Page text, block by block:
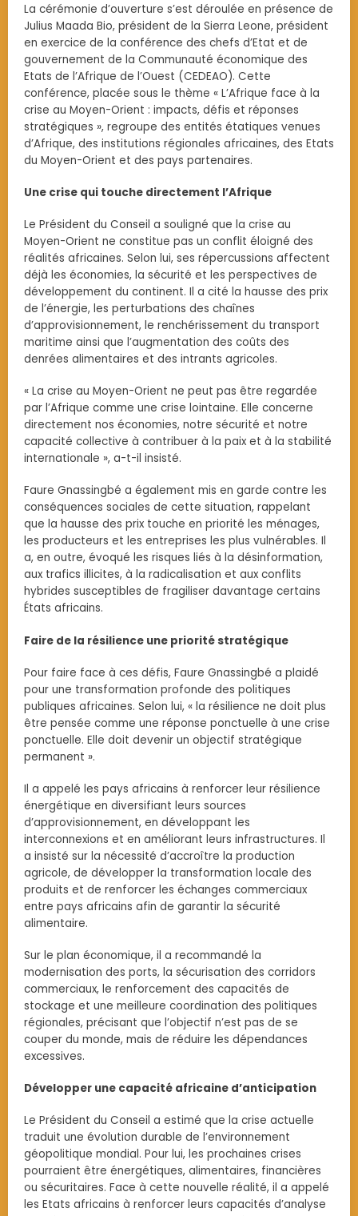
La cérémonie d’ouverture s’est déroulée en présence de
Julius Maada Bio, président de la Sierra Leone, président
en exercice de la conférence des chefs d’Etat et de
gouvernement de la Communauté économique des
Etats de l’Afrique de l’Ouest (CEDEAO). Cette
conférence, placée sous le thème « L’Afrique face à la
crise au Moyen-Orient : impacts, défis et réponses
stratégiques », regroupe des entités étatiques venues
d’Afrique, des institutions régionales africaines, des Etats
du Moyen-Orient et des pays partenaires.
Une crise qui touche directement l’Afrique
Le Président du Conseil a souligné que la crise au
Moyen-Orient ne constitue pas un conflit éloigné des
réalités africaines. Selon lui, ses répercussions affectent
déjà les économies, la sécurité et les perspectives de
développement du continent. Il a cité la hausse des prix
de l’énergie, les perturbations des chaînes
d’approvisionnement, le renchérissement du transport
maritime ainsi que l’augmentation des coûts des
denrées alimentaires et des intrants agricoles.
« La crise au Moyen-Orient ne peut pas être regardée
par l’Afrique comme une crise lointaine. Elle concerne
directement nos économies, notre sécurité et notre
capacité collective à contribuer à la paix et à la stabilité
internationale », a-t-il insisté.
Faure Gnassingbé a également mis en garde contre les
conséquences sociales de cette situation, rappelant
que la hausse des prix touche en priorité les ménages,
les producteurs et les entreprises les plus vulnérables. Il
a, en outre, évoqué les risques liés à la désinformation,
aux trafics illicites, à la radicalisation et aux conflits
hybrides susceptibles de fragiliser davantage certains
États africains.
Faire de la résilience une priorité stratégique
Pour faire face à ces défis, Faure Gnassingbé a plaidé
pour une transformation profonde des politiques
publiques africaines. Selon lui, « la résilience ne doit plus
être pensée comme une réponse ponctuelle à une crise
ponctuelle. Elle doit devenir un objectif stratégique
permanent ».
Il a appelé les pays africains à renforcer leur résilience
énergétique en diversifiant leurs sources
d’approvisionnement, en développant les
interconnexions et en améliorant leurs infrastructures. Il
a insisté sur la nécessité d’accroître la production
agricole, de développer la transformation locale des
produits et de renforcer les échanges commerciaux
entre pays africains afin de garantir la sécurité
alimentaire.
Sur le plan économique, il a recommandé la
modernisation des ports, la sécurisation des corridors
commerciaux, le renforcement des capacités de
stockage et une meilleure coordination des politiques
régionales, précisant que l’objectif n’est pas de se
couper du monde, mais de réduire les dépendances
excessives.
Développer une capacité africaine d’anticipation
Le Président du Conseil a estimé que la crise actuelle
traduit une évolution durable de l’environnement
géopolitique mondial. Pour lui, les prochaines crises
pourraient être énergétiques, alimentaires, financières
ou sécuritaires. Face à cette nouvelle réalité, il a appelé
les Etats africains à renforcer leurs capacités d’analyse